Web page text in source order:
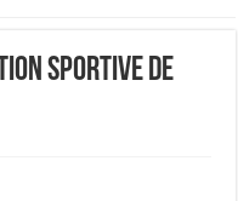
Sportive de